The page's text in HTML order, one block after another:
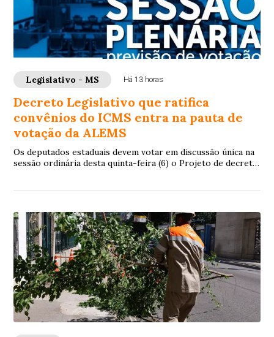
Legislativo - MS Há 13 horas
Decreto Legislativo que ratifica
convênios do ICMS entra na pauta de
votação da ALEMS
Os deputados estaduais devem votar em discussão única na
sessão ordinária desta quinta-feira (6) o Projeto de decreto